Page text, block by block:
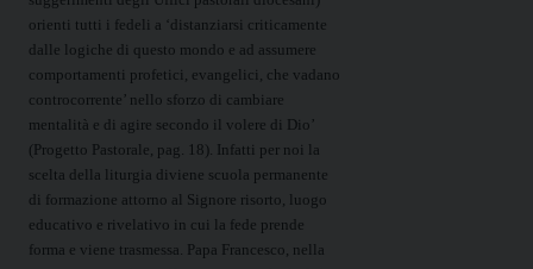
orienti tutti i fedeli a ‘distanziarsi criticamente
dalle logiche di questo mondo e ad assumere
comportamenti profetici, evangelici, che vadano
controcorrente’ nello sforzo di cambiare
mentalità e di agire secondo il volere di Dio’
(Progetto Pastorale, pag. 18). Infatti per noi la
scelta della liturgia diviene scuola permanente
di formazione attorno al Signore risorto, luogo
educativo e rivelativo in cui la fede prende
forma e viene trasmessa. Papa Francesco, nella